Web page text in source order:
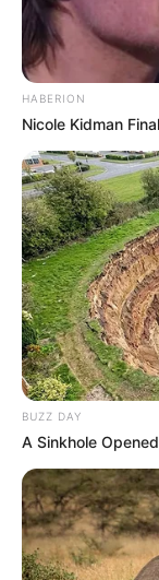
HABERION
Nicole Kidman
BUZZ DAY
A Sinkhole